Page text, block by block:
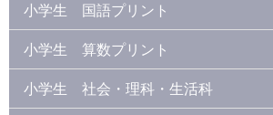
小学生 国語プリント
小学生 算数プリント
小学生 社会・理科・生活科